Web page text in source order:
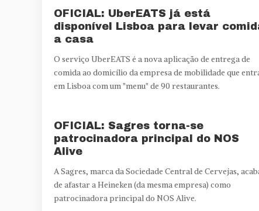
OFICIAL: UberEATS já está
disponível Lisboa para levar
a casa
O serviço UberEATS é a nova aplicação de entrega de
comida ao domicílio da empresa de mobilidade que
em Lisboa com um "menu" de 90 restaurantes.
OFICIAL: Sagres torna-se
patrocinadora principal do NOS
Alive
A Sagres, marca da Sociedade Central de Cervejas,
de afastar a Heineken (da mesma empresa) como
patrocinadora principal do NOS Alive.